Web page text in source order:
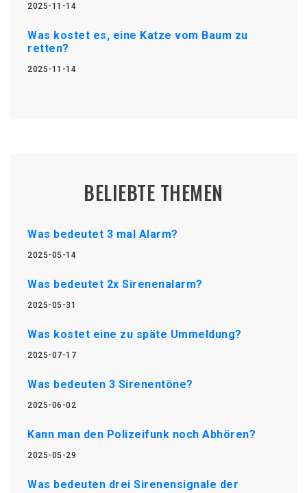
2025-11-14
Was kostet es, eine Katze vom Baum zu
retten?
2025-11-14
BELIEBTE THEMEN
Was bedeutet 3 mal Alarm?
2025-05-14
Was bedeutet 2x Sirenenalarm?
2025-05-31
Was kostet eine zu späte Ummeldung?
2025-07-17
Was bedeuten 3 Sirenentöne?
2025-06-02
Kann man den Polizeifunk noch Abhören?
2025-05-29
Was bedeuten drei Sirenensignale der